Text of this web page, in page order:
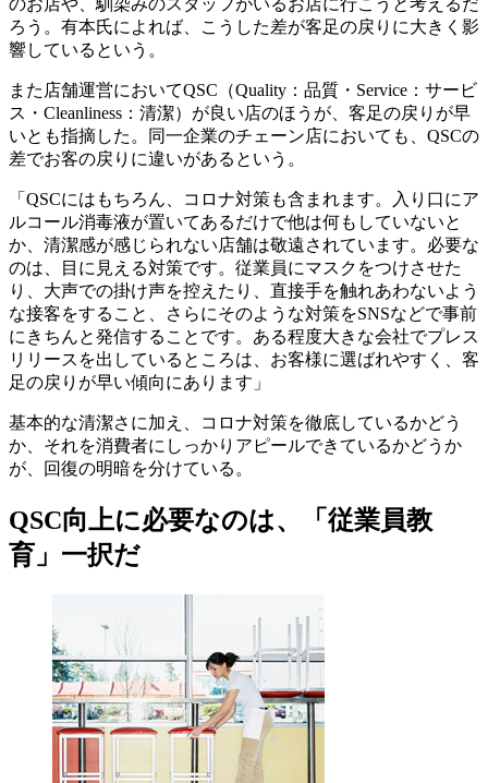
のお店や、馴染みのスタッフがいるお店に行こうと考えるだ
ろう。有本氏によれば、こうした差が客足の戻りに大きく影
響しているという。
また店舗運営においてQSC（Quality：品質・Service：サービ
ス・Cleanliness：清潔）が良い店のほうが、客足の戻りが早
いとも指摘した。同一企業のチェーン店においても、QSCの
差でお客の戻りに違いがあるという。
「QSCにはもちろん、コロナ対策も含まれます。入り口にア
ルコール消毒液が置いてあるだけで他は何もしていないと
か、清潔感が感じられない店舗は敬遠されています。必要な
のは、目に見える対策です。従業員にマスクをつけさせた
り、大声での掛け声を控えたり、直接手を触れあわないよう
な接客をすること、さらにそのような対策をSNSなどで事前
にきちんと発信することです。ある程度大きな会社でプレス
リリースを出しているところは、お客様に選ばれやすく、客
足の戻りが早い傾向にあります」
基本的な清潔さに加え、コロナ対策を徹底しているかどう
か、それを消費者にしっかりアピールできているかどうか
が、回復の明暗を分けている。
QSC向上に必要なのは、「従業員教
育」一択だ